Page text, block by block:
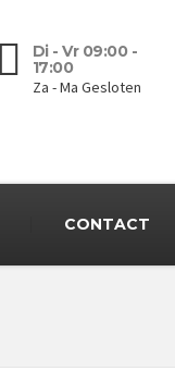
Di - Vr 09:00 -
17:00
Za - Ma Gesloten
CONTACT